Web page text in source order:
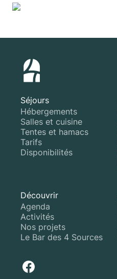
Séjours
Hébergements
Salles et cuisine
Tentes et hamacs
Tarifs
Disponibilités
Découvrir
Agenda
Activités
Nos projets
Le Bar des 4 Sources